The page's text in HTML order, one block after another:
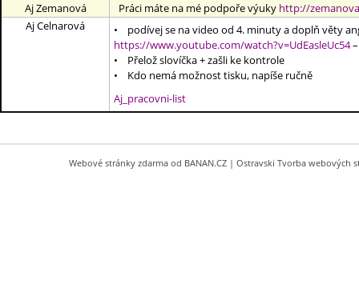
Aj Zemanová
Práci máte na mé podpoře výuky http://
Aj Celnarová
• podívej se na video od 4. minuty a doplň věty
https://www.youtube.com/watch?v=UdEasleUc54–
• Přelož slovíčka + zašli ke kontrole
• Kdo nemá možnost tisku, napíše ručně
Aj_pracovni-list
Webové stránky zdarma od BANAN.CZ | Ostravski Tvorba webových